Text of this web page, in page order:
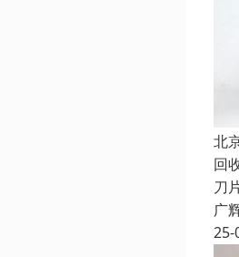
北
回
刀
广
25-